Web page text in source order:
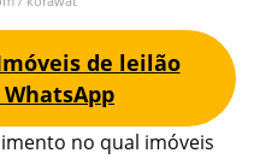
Imóveis de leilão
no qual imóveis